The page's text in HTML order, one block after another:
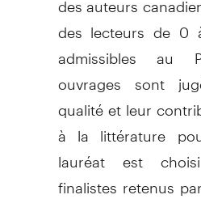
des lecteurs de 0
admissibles au
ouvrages sont
qualité et leur
à la littérature
lauréat est
finalistes retenus